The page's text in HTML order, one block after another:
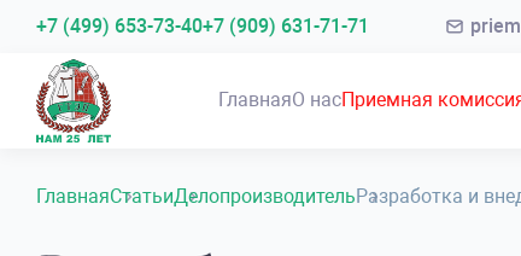
+7 (499) 653-73-40+7 (909) 631-71-71
ГлавнаяО насПриемная
ГлавнаяСтатьиДелопроизводительРазработка и